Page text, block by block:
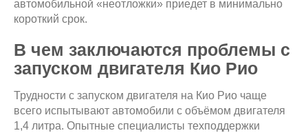
автомобильной «неотложки» приедет в минимально
короткий срок.
В чем заключаются проблемы с
запуском двигателя Кио Рио
Трудности с запуском двигателя на Кио Рио чаще
всего испытывают автомобили с объёмом двигателя
1,4 литра. Опытные специалисты техподдержки